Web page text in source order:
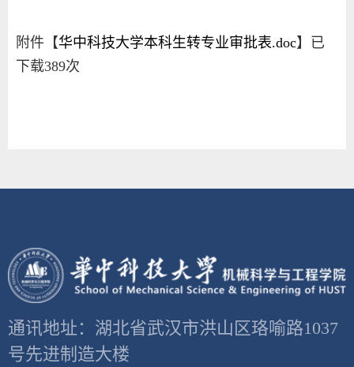
附件【华中科技大学本科生转专业审批表.doc】已
下载389次
通讯地址：湖北省武汉市洪山区珞喻路1037
号先进制造大楼